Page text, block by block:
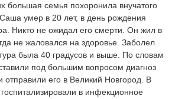
большая семья похоронила внучатого
умер в 20 лет, в день рождения
Никто не ожидал его смерти. Он жил в
не жаловался на здоровье. Заболел
была 40 градусов и выше. По словам
под большим вопросом диагноз
отправили его в Великий Новгород. В
в инфекционное